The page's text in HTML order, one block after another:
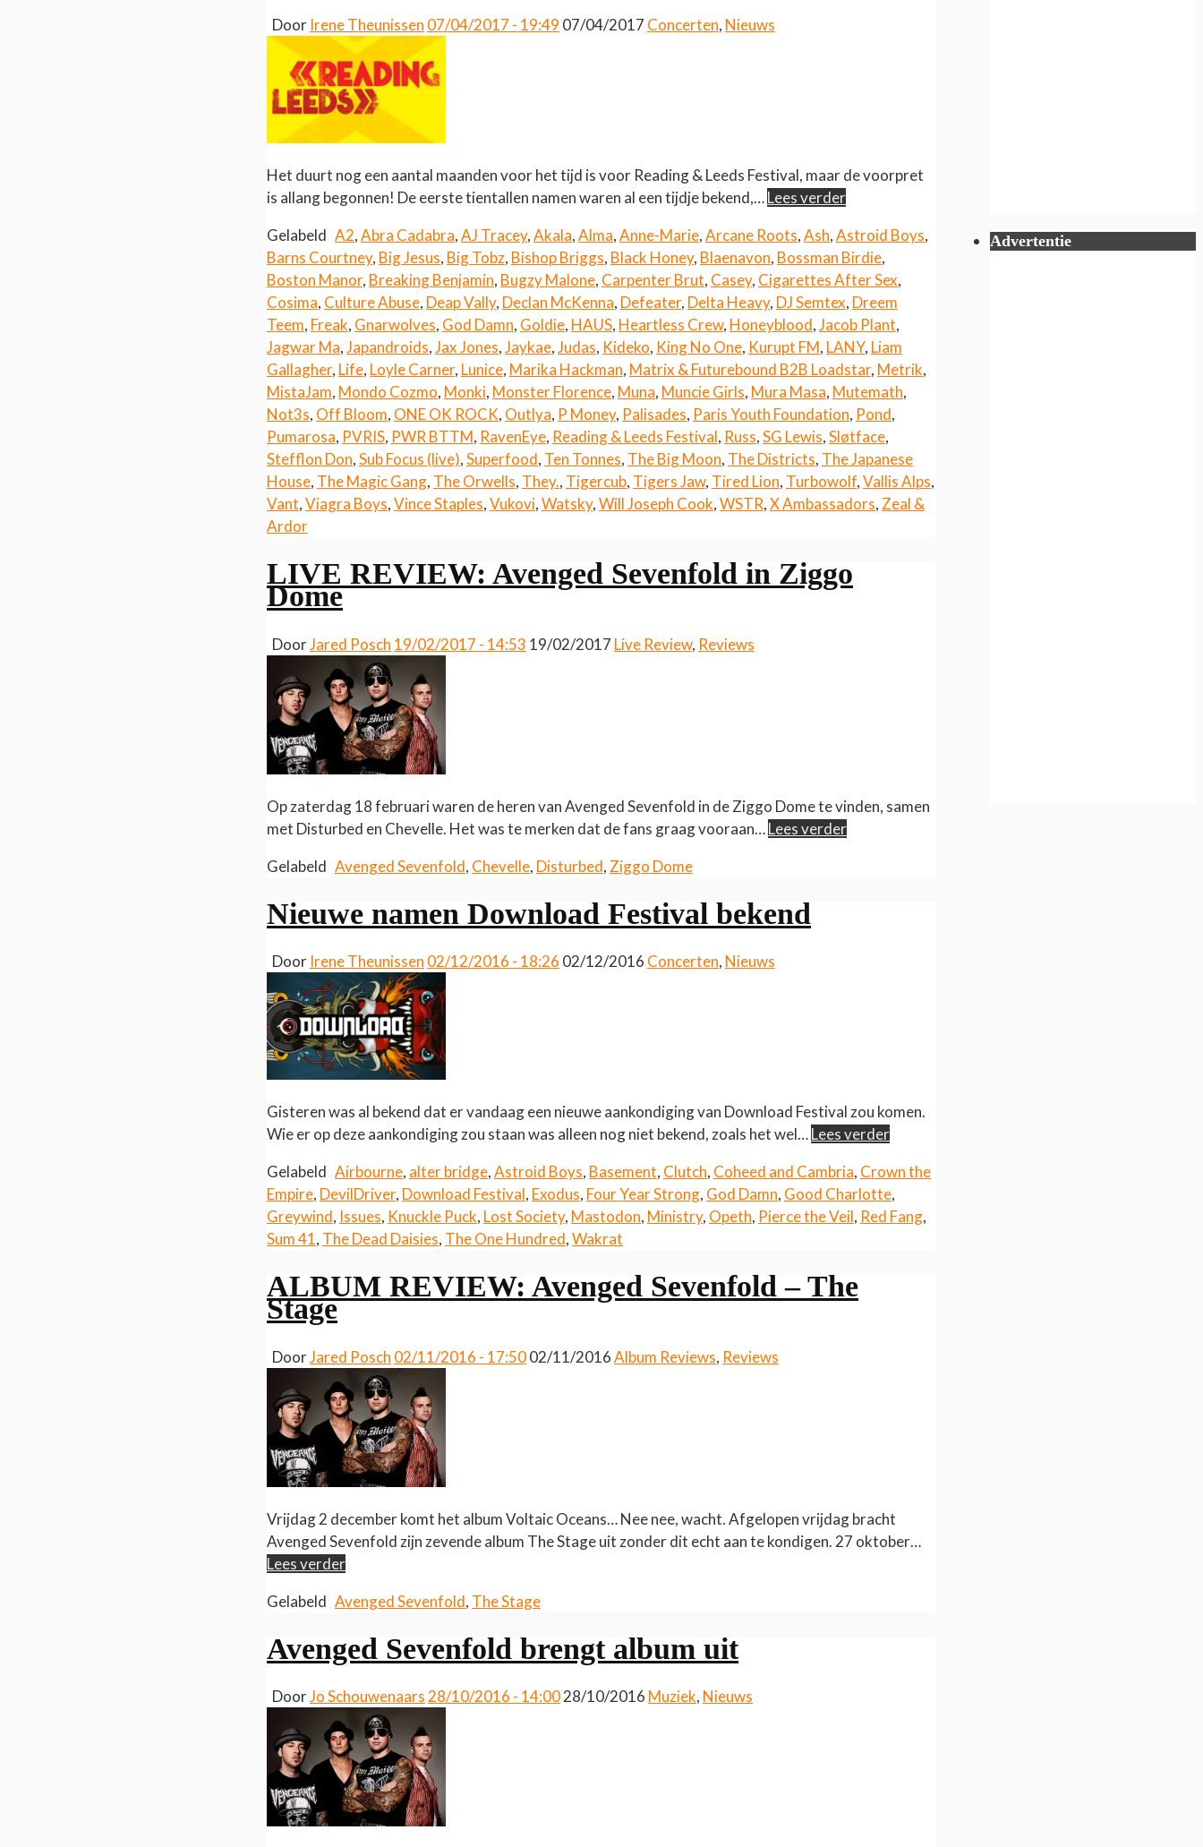
Door Irene Theunissen 07/04/2017 - 19:49 07/04/2017 Concerten, Nieuws
Het duurt nog een aantal maanden voor het tijd is voor Reading & Leeds Festival, maar de voorpret
is allang begonnen! De eerste tientallen namen waren al een tijdje bekend,…Lees verder
Gelabeld A2,Abra Cadabra,AJ Tracey,Akala,Alma,Anne-Marie,Arcane Roots,Ash,Astroid Boys,
Barns Courtney, Big Jesus, Big Tobz, Bishop Briggs, Black Honey, Blaenavon, Bossman Birdie,
Boston Manor, Breaking Benjamin, Bugzy Malone, Carpenter Brut, Casey, Cigarettes After Sex,
Cosima, Culture Abuse, Deap Vally, Declan McKenna, Defeater, Delta Heavy, DJ Semtex, Dreem
Teem, Freak, Gnarwolves, God Damn, Goldie, HAUS, Heartless Crew, Honeyblood,Jacob Plant,
Jagwar Ma,Japandroids,Jax Jones,Jaykae,Judas, Kideko, King No One, Kurupt FM, LANY, Liam
Gallagher, Life, Loyle Carner, Lunice, Marika Hackman, Matrix & Futurebound B2B Loadstar, Metrik,
MistaJam, Mondo Cozmo, Monki, Monster Florence, Muna, Muncie Girls, Mura Masa, Mutemath,
Not3s, Off Bloom, ONE OK ROCK, Outlya, P Money, Palisades, Paris Youth Foundation, Pond,
Pumarosa, PVRIS, PWR BTTM, RavenEye, Reading & Leeds Festival, Russ,SG Lewis,Sløtface,
Stefflon Don,Sub Focus (live),Superfood, Ten Tonnes, The Big Moon, The Districts, The Japanese
House, The Magic Gang, The Orwells, They., Tigercub, Tigers Jaw, Tired Lion, Turbowolf,Vallis Alps,
Vant,Viagra Boys,Vince Staples,Vukovi,Watsky,Will Joseph Cook,WSTR,X Ambassadors, Zeal &
Ardor
LIVE REVIEW: Avenged Sevenfold in Ziggo
Dome
DoorJared Posch 19/02/2017 - 14:53 19/02/2017 Live Review, Reviews
Op zaterdag 18 februari waren de heren van Avenged Sevenfold in de Ziggo Dome te vinden, samen
met Disturbed en Chevelle. Het was te merken dat de fans graag vooraan…Lees verder
Gelabeld Avenged Sevenfold, Chevelle, Disturbed, Ziggo Dome
Nieuwe namen Download Festival bekend
Door Irene Theunissen 02/12/2016 - 18:26 02/12/2016 Concerten, Nieuws
Gisteren was al bekend dat er vandaag een nieuwe aankondiging van Download Festival zou komen.
Wie er op deze aankondiging zou staan was alleen nog niet bekend, zoals het wel…Lees verder
Gelabeld Airbourne, alter bridge,Astroid Boys, Basement, Clutch, Coheed and Cambria, Crown the
Empire, DevilDriver, Download Festival, Exodus, Four Year Strong, God Damn, Good Charlotte,
Greywind, Issues, Knuckle Puck, Lost Society, Mastodon, Ministry, Opeth, Pierce the Veil, Red Fang,
Sum 41, The Dead Daisies, The One Hundred,Wakrat
ALBUM REVIEW: Avenged Sevenfold – The
Stage
DoorJared Posch 02/11/2016 - 17:5002/11/2016Album Reviews, Reviews
Vrijdag 2 december komt het album Voltaic Oceans… Nee nee, wacht. Afgelopen vrijdag bracht
Avenged Sevenfold zijn zevende album The Stage uit zonder dit echt aan te kondigen. 27 oktober…
Lees verder
Gelabeld Avenged Sevenfold, The Stage
Avenged Sevenfold brengt album uit
DoorJo Schouwenaars 28/10/2016 - 14:0028/10/2016 Muziek, Nieuws
Advertentie